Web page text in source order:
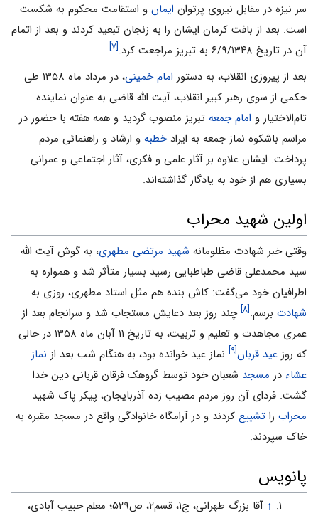
سر نیزه در مقابل نیروی پرتوان ایمان و استقامت محکوم به شکست
است. بعد از بافت کرمان ایشان را به زنجان تبعید کردند و بعد از اتمام
آن در تاریخ ۶/۹/۱۳۴۸ به تبریز مراجعت کرد.
[۷]
بعد از پیروزی انقلاب، به دستور امام خمینی
، در مرداد ماه ۱۳۵۸ طی
حکمی از سوی رهبر کبیر انقلاب، آیت الله قاضی به عنوان نماینده
تام‌الاختیار و امام جمعه تبریز منصوب گردید و همه هفته با حضور در
مراسم باشکوه نماز جمعه به ایرادخطبه و ارشاد و راهنمائی مردم
پرداخت. ایشان علاوه بر آثار علمی و فکری، آثار اجتماعی و عمرانی
بسیاری هم از خود به یادگار گذاشته‌اند.
اولین شهید محراب
وقتی خبر شهادت مظلومانه شهید مرتضی مطهری، به گوش آیت الله
سید محمدعلی قاضی طباطبایی رسید بسیار متأثر شد و همواره به
اطرافیان خود می‌گفت: کاش بنده هم مثل استاد مطهری، روزی به
شهادت برسم.[۸]
چند روز بعد دعایش مستجاب شد و سرانجام بعد از
عمری مجاهدت و تعلیم و تربیت، به تاریخ ۱۱ آبان ماه ۱۳۵۸ در حالی
که روز عید قربان[۹] نماز عید خوانده بود، به هنگام شب بعد از نماز
عشاء‌ در مسجد شعبان خود توسط گروهک فرقان قربانی دین خدا
گشت. فردای آن روز مردم مصیب زده آذربایجان، پیکر پاک شهید
محراب را تشییع کردند و در آرامگاه خانوادگی واقع در مسجد مقبره به
خاک سپردند.
پانویس
↑
آقا بزرگ طهرانی، ج۱، قسم۲، ص۵۲۹؛ معلم حبیب آبادی،